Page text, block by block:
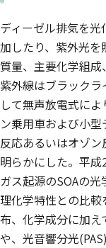
ディーゼル排気を
加したり、紫外光
質量、主要化学組成
紫外線はブラック
して無声放電式に
ン乗用車および小
反応あるいはオゾ
明らかにした。平
ガス起源のSOAの
理化学特性との比
布、化学成分に加え
や、光音響分光